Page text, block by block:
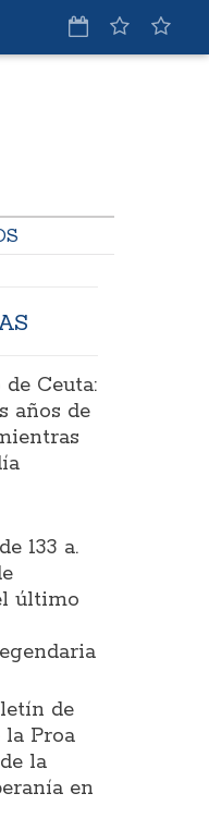
Ceuta:
años de
133 a.
último
de
la Proa
la
en